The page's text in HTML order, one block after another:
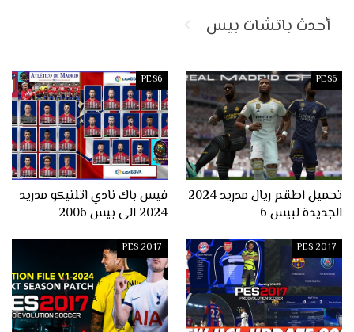
أحدث باتشات بيس
PES6
تحميل اطقم ريال مدريد 2024
الجديدة لبيس 6
PES6
فيس باك نادي اتلتيكو مدريد
2024 الى بيس 2006
PES 2017
PES 2017